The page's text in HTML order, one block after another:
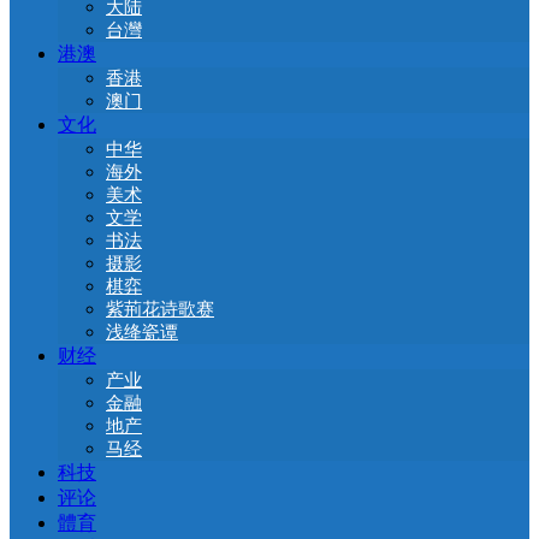
大陆
台灣
港澳
香港
澳门
文化
中华
海外
美术
文学
书法
摄影
棋弈
紫荊花诗歌赛
浅绛瓷谭
财经
产业
金融
地产
马经
科技
评论
體育